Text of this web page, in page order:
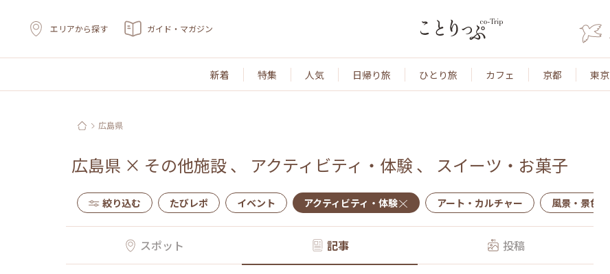
エリアから探す ガイド・マガジン
新着 特集 人気 日帰り旅 ひとり旅 カフェ 京都 東京
広島県
広島県 × その他施設、 アクティビティ・体験 、 スイーツ・お菓子
絞り込む たびレポ イベント アクティビティ・体験 アート・カルチャー 風景・景色
スポット 記事 投稿